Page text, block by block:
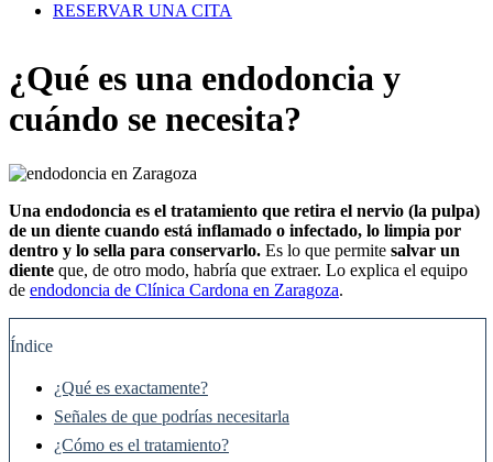
RESERVAR UNA CITA
¿Qué es una endodoncia y
cuándo se necesita?
Una endodoncia es el tratamiento que retira el nervio (la pulpa)
de un diente cuando está inflamado o infectado, lo limpia por
dentro y lo sella para conservarlo. Es lo que permite salvar un
diente que, de otro modo, habría que extraer. Lo explica el equipo
de endodoncia de Clínica Cardona en Zaragoza.
Índice
¿Qué es exactamente?
Señales de que podrías necesitarla
¿Cómo es el tratamiento?